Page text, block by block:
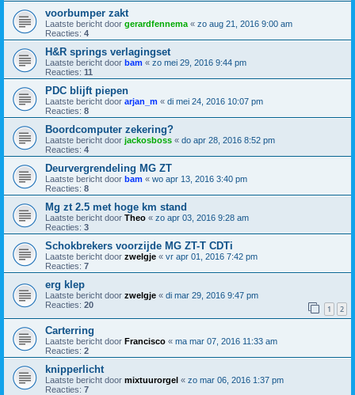
voorbumper zakt
Laatste bericht door gerardfennema « zo aug 21, 2016 9:00 am
Reacties: 4
H&R springs verlagingset
Laatste bericht door bam « zo mei 29, 2016 9:44 pm
Reacties: 11
PDC blijft piepen
Laatste bericht door arjan_m « di mei 24, 2016 10:07 pm
Reacties: 8
Boordcomputer zekering?
Laatste bericht door jackosboss « do apr 28, 2016 8:52 pm
Reacties: 4
Deurvergrendeling MG ZT
Laatste bericht door bam « wo apr 13, 2016 3:40 pm
Reacties: 8
Mg zt 2.5 met hoge km stand
Laatste bericht door Theo « zo apr 03, 2016 9:28 am
Reacties: 3
Schokbrekers voorzijde MG ZT-T CDTi
Laatste bericht door zwelgje « vr apr 01, 2016 7:42 pm
Reacties: 7
erg klep
Laatste bericht door zwelgje « di mar 29, 2016 9:47 pm
Reacties: 20 1 2
Carterring
Laatste bericht door Francisco « ma mar 07, 2016 11:33 am
Reacties: 2
knipperlicht
Laatste bericht door mixtuurorgel « zo mar 06, 2016 1:37 pm
Reacties: 7